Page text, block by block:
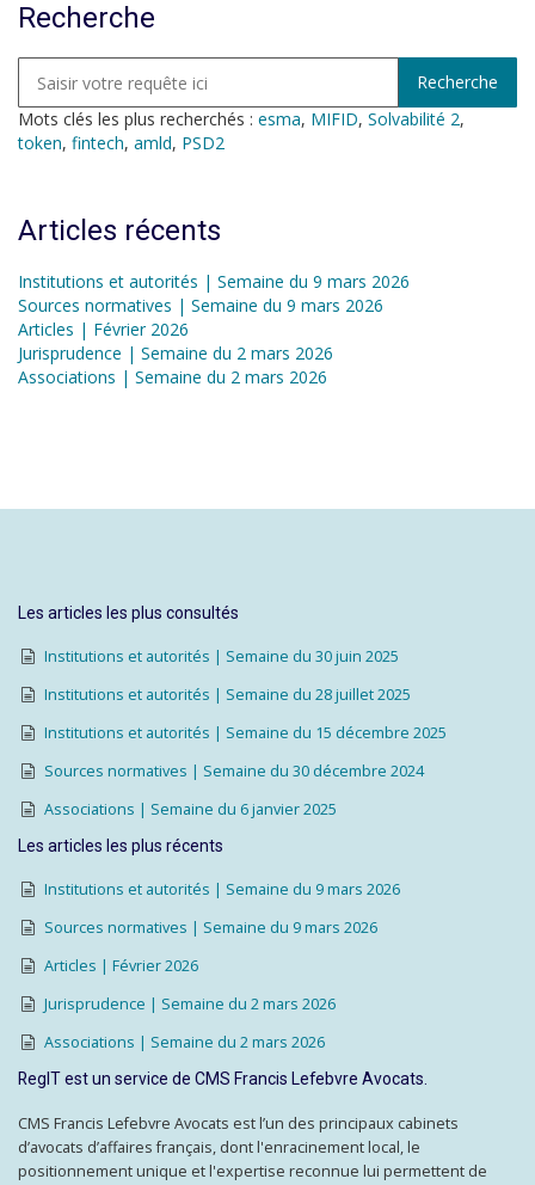
Recherche
Mots clés les plus recherchés : esma, MIFID, Solvabilité 2,
token, fintech, amld, PSD2
Articles récents
Institutions et autorités | Semaine du 9 mars 2026
Sources normatives | Semaine du 9 mars 2026
Articles | Février 2026
Jurisprudence | Semaine du 2 mars 2026
Associations | Semaine du 2 mars 2026
Les articles les plus consultés
Institutions et autorités | Semaine du 30 juin 2025
Institutions et autorités | Semaine du 28 juillet 2025
Institutions et autorités | Semaine du 15 décembre 2025
Sources normatives | Semaine du 30 décembre 2024
Associations | Semaine du 6 janvier 2025
Les articles les plus récents
Institutions et autorités | Semaine du 9 mars 2026
Sources normatives | Semaine du 9 mars 2026
Articles | Février 2026
Jurisprudence | Semaine du 2 mars 2026
Associations | Semaine du 2 mars 2026
RegIT est un service de CMS Francis Lefebvre Avocats.
CMS Francis Lefebvre Avocats est l’un des principaux cabinets
d’avocats d’affaires français, dont l'enracinement local, le
positionnement unique et l'expertise reconnue lui permettent de